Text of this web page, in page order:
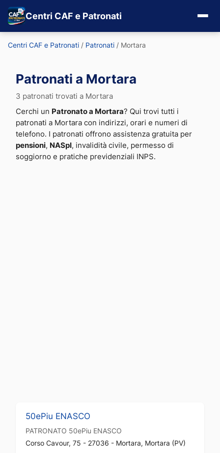
Centri CAF e Patronati
Centri CAF e Patronati / Patronati / Mortara
Patronati a Mortara
3 patronati trovati a Mortara
Cerchi un Patronato a Mortara? Qui trovi tutti i
patronati a Mortara con indirizzi, orari e numeri di
telefono. I patronati offrono assistenza gratuita per
pensioni, NASpI , invalidità civile, permesso di
soggiorno e pratiche previdenziali INPS.
50ePiu ENASCO
PATRONATO 50ePiu ENASCO
Corso Cavour, 75 - 27036 - Mortara, Mortara (PV)